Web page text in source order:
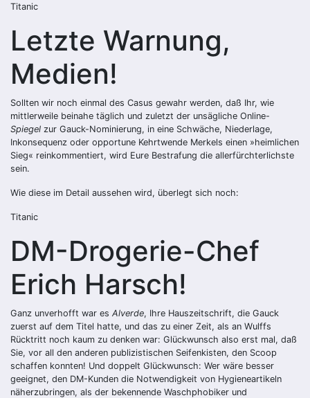
Titanic
Letzte Warnung,
Medien!
Sollten wir noch einmal des Casus gewahr werden, daß Ihr, wie
mittlerweile beinahe täglich und zuletzt der unsägliche Online-
Spiegel zur Gauck-Nominierung, in eine Schwäche, Niederlage,
Inkonsequenz oder opportune Kehrtwende Merkels einen »heimlichen
Sieg« reinkommentiert, wird Eure Bestrafung die allerfürchterlichste
sein.
Wie diese im Detail aussehen wird, überlegt sich noch:
Titanic
DM-Drogerie-Chef
Erich Harsch!
Ganz unverhofft war es Alverde, Ihre Hauszeitschrift, die Gauck
zuerst auf dem Titel hatte, und das zu einer Zeit, als an Wulffs
Rücktritt noch kaum zu denken war: Glückwunsch also erst mal, daß
Sie, vor all den anderen publizistischen Seifenkisten, den Scoop
schaffen konnten! Und doppelt Glückwunsch: Wer wäre besser
geeignet, den DM-Kunden die Notwendigkeit von Hygieneartikeln
näherzubringen, als der bekennende Waschphobiker und